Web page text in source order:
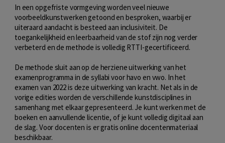
In een opgefriste vormgeving worden veel nieuwe
voorbeeldkunstwerken getoond en besproken, waarbij er
uiteraard aandacht is besteed aan inclusiviteit. De
toegankelijkheid en leerbaarheid van de stof zijn nog verder
verbeterd en de methode is volledig RTTI-gecertificeerd.
De methode sluit aan op de herziene uitwerking van het
examenprogramma in de syllabi voor havo en vwo. In het
examen van 2022 is deze uitwerking van kracht. Net als in de
vorige edities worden de verschillende kunstdisciplines in
samenhang met elkaar gepresenteerd. Je kunt werken met de
boeken en aanvullende licentie, of je kunt volledig digitaal aan
de slag. Voor docenten is er gratis online docentenmateriaal
beschikbaar.